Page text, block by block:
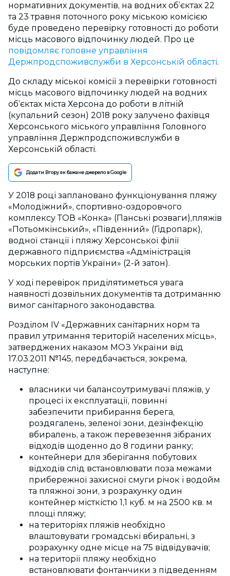
нормативних документів, на водних об’єктах 22
та 23 травня поточного року міською комісією
буде проведено перевірку готовності до роботи
місць масового відпочинку людей. Про це
повідомляє головне управління
Держпродспоживслужби в Херсонській області.
До складу міської комісії з перевірки готовності
місць масового відпочинку людей на водних
об’єктах міста Херсона до роботи в літній
(купальний сезон) 2018 року залучено фахівця
Херсонського міського управління Головного
управління Держпродспоживслужби в
Херсонській області.
Додати Вгору як бажане джерело в Google
У 2018 році заплановано функціонування пляжу
«Молодіжний», спортивно-оздоровчого
комплексу ТОВ «Конка» (Панські розваги),пляжів
«Потьомкінський», «Південний» (Гідропарк),
водної станції і пляжу Херсонської філії
державного підприємства «Адміністрація
морських портів України» (2-й затон).
У ході перевірок приділятиметься увага
наявності дозвільних документів та дотриманню
вимог санітарного законодавства.
Розділом ІV «Державних санітарних норм та
правил утримання територій населених місць»,
затверджених наказом МОЗ України від
17.03.2011 №145, передбачається, зокрема,
наступне:
власники чи балансоутримувачі пляжів, у
процесі їх експлуатації, повинні
забезпечити прибирання берега,
роздягалень, зеленої зони, дезінфекцію
вбиралень, а також перевезення зібраних
відходів щоденно до 8 години ранку;
контейнери для зберігання побутових
відходів слід встановлювати поза межами
прибережної захисної смуги річок і водойм
та пляжної зони, з розрахунку один
контейнер місткістю 1,1 куб. м на 2500 кв. м
площі пляжу;
на територіях пляжів необхідно
влаштовувати громадські вбиральні, з
розрахунку одне місце на 75 відвідувачів;
на території пляжу необхідно
встановлювати фонтанчики з підведенням